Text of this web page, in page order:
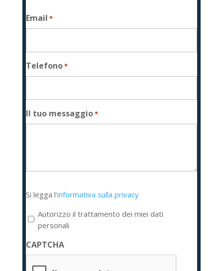
Email *
Telefono*
Il tuo messaggio*
legga
l'informativa
sulla
privacy
*
Si legga l'informativa sulla privacy
Autorizzo il trattamento dei miei dati
personali
CAPTCHA